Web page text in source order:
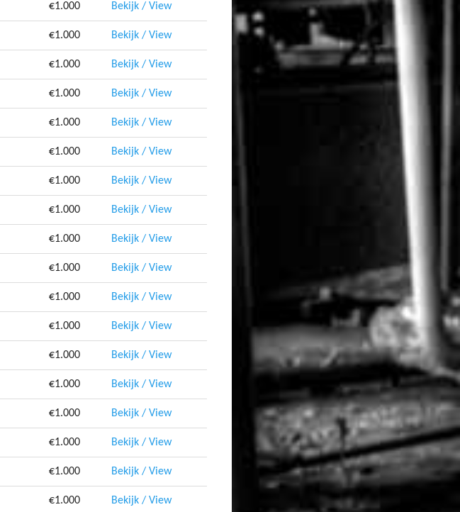
€1.000 Bekijk / View
€1.000 Bekijk / View
€1.000 Bekijk / View
€1.000 Bekijk / View
€1.000 Bekijk / View
€1.000 Bekijk / View
€1.000 Bekijk / View
€1.000 Bekijk / View
€1.000 Bekijk / View
€1.000 Bekijk / View
€1.000 Bekijk / View
€1.000 Bekijk / View
€1.000 Bekijk / View
€1.000 Bekijk / View
€1.000 Bekijk / View
€1.000 Bekijk / View
€1.000 Bekijk / View
€1.000 Bekijk / View